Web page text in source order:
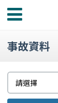
功
選
事故資料
選
請選擇
擇